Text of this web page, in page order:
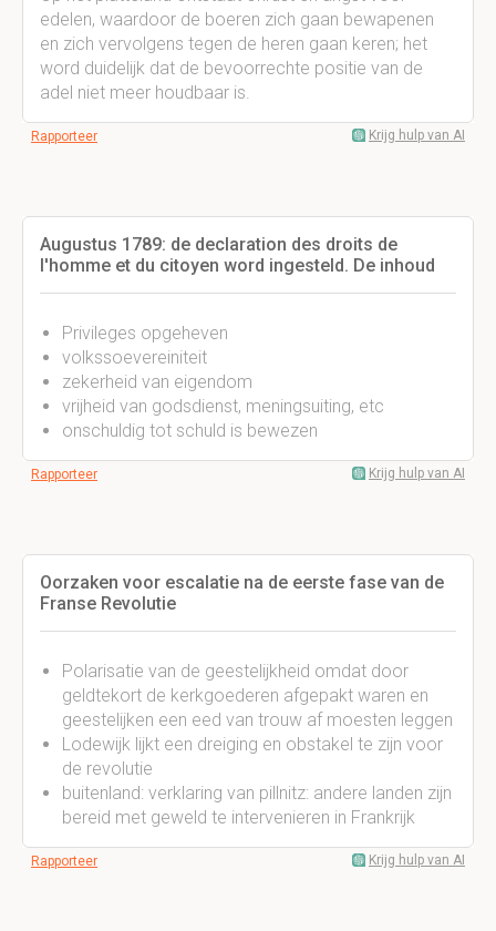
edelen, waardoor de boeren zich gaan bewapenen
en zich vervolgens tegen de heren gaan keren; het
word duidelijk dat de bevoorrechte positie van de
adel niet meer houdbaar is.
Rapporteer Krijg hulp van AI
Augustus 1789: de declaration des droits de
l'homme et du citoyen word ingesteld. De inhoud
Privileges opgeheven
volkssoevereiniteit
zekerheid van eigendom
vrijheid van godsdienst, meningsuiting, etc
onschuldig tot schuld is bewezen
Rapporteer Krijg hulp van AI
Oorzaken voor escalatie na de eerste fase van de
Franse Revolutie
Polarisatie van de geestelijkheid omdat door
geldtekort de kerkgoederen afgepakt waren en
geestelijken een eed van trouw af moesten leggen
Lodewijk lijkt een dreiging en obstakel te zijn voor
de revolutie
buitenland: verklaring van pillnitz: andere landen zijn
bereid met geweld te intervenieren in Frankrijk
Rapporteer Krijg hulp van AI